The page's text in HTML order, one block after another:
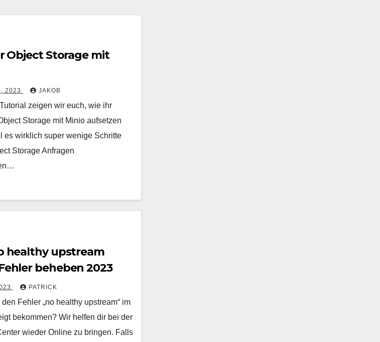
Object Storage mit
2023 JAKOB
zeigen wir euch, wie ihr
Storage mit Minio aufsetzen
es wirklich super wenige Schritte
Storage Anfragen
healthy upstream
beheben 2023
PATRICK
Fehler „no healthy upstream“ im
bekommen? Wir helfen dir bei der
wieder Online zu bringen. Falls